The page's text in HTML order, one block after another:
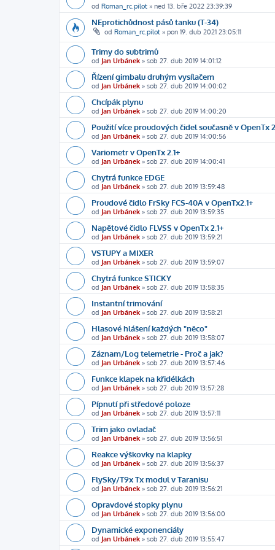
od Roman_rc.pilot » ned 13. bře 2022 23:39:39
NEprotichůdnost pásů tanku (T-34)
od Roman_rc.pilot » pon 19. dub 2021 23:05:11
Trimy do subtrimů
od Jan Urbánek » sob 27. dub 2019 14:01:12
Řízení gimbalu druhým vysílačem
od Jan Urbánek » sob 27. dub 2019 14:00:02
Chcípák plynu
od Jan Urbánek » sob 27. dub 2019 14:00:20
Použití více proudových čidel současně v OpenTx
od Jan Urbánek » sob 27. dub 2019 14:00:56
Variometr v OpenTx 2.1+
od Jan Urbánek » sob 27. dub 2019 14:00:41
Chytrá funkce EDGE
od Jan Urbánek » sob 27. dub 2019 13:59:48
Proudové čidlo FrSky FCS-40A v OpenTx2.1+
od Jan Urbánek » sob 27. dub 2019 13:59:35
Napěťové čidlo FLVSS v OpenTx 2.1+
od Jan Urbánek » sob 27. dub 2019 13:59:21
VSTUPY a MIXER
od Jan Urbánek » sob 27. dub 2019 13:59:07
Chytrá funkce STICKY
od Jan Urbánek » sob 27. dub 2019 13:58:35
Instantní trimování
od Jan Urbánek » sob 27. dub 2019 13:58:21
Hlasové hlášení každých "něco"
od Jan Urbánek » sob 27. dub 2019 13:58:07
Záznam/Log telemetrie - Proč a jak?
od Jan Urbánek » sob 27. dub 2019 13:57:46
Funkce klapek na křidélkách
od Jan Urbánek » sob 27. dub 2019 13:57:28
Pípnutí při středové poloze
od Jan Urbánek » sob 27. dub 2019 13:57:11
Trim jako ovladač
od Jan Urbánek » sob 27. dub 2019 13:56:51
Reakce výškovky na klapky
od Jan Urbánek » sob 27. dub 2019 13:56:37
FlySky/T9x Tx modul v Taranisu
od Jan Urbánek » sob 27. dub 2019 13:56:21
Opravdové stopky plynu
od Jan Urbánek » sob 27. dub 2019 13:56:00
Dynamické exponenciály
od Jan Urbánek » sob 27. dub 2019 13:55:47